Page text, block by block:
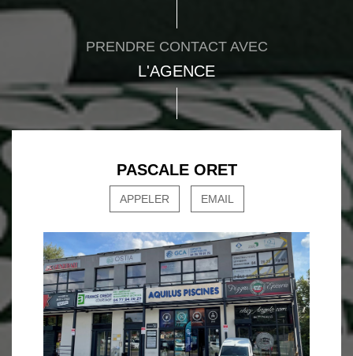
PRENDRE CONTACT AVEC
L'AGENCE
PASCALE ORET
APPELER EMAIL